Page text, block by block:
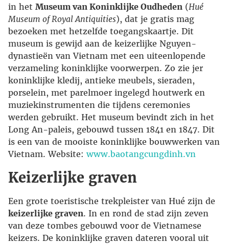
in het Museum van Koninklijke Oudheden (Hué
Museum of Royal Antiquities), dat je gratis mag
bezoeken met hetzelfde toegangskaartje. Dit
museum is gewijd aan de keizerlijke Nguyen-
dynastieën van Vietnam met een uiteenlopende
verzameling koninklijke voorwerpen. Zo zie jer
koninklijke kledij, antieke meubels, sieraden,
porselein, met parelmoer ingelegd houtwerk en
muziekinstrumenten die tijdens ceremonies
werden gebruikt. Het museum bevindt zich in het
Long An-paleis, gebouwd tussen 1841 en 1847. Dit
is een van de mooiste koninklijke bouwwerken van
Vietnam. Website: www.baotangcungdinh.vn
Keizerlijke graven
Een grote toeristische trekpleister van Hué zijn de
keizerlijke graven. In en rond de stad zijn zeven
van deze tombes gebouwd voor de Vietnamese
keizers. De koninklijke graven dateren vooral uit